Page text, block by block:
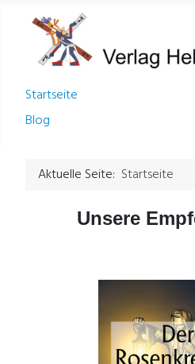
Startseite
Blog
Aktuelle Seite: Startseite
Unsere